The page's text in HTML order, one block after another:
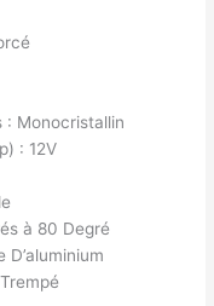
: Monocristallin
: 12V
à 80 Degré
D’aluminium